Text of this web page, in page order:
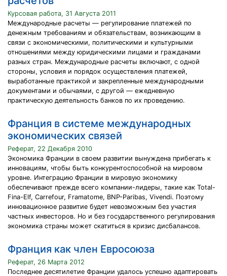
Курсовая работа, 31 Августа 2011
Международные расчеты — регулирование платежей по
денежным требованиям и обязательствам, возникающим в
связи с экономическими, политическими и культурными
отношениями между юридическими лицами и гражданами
разных стран. Международные расчеты включают, с одной
стороны, условия и порядок осуществления платежей,
выработанные практикой и закрепленные международными
документами и обычаями, с другой — ежедневную
практическую деятельность банков по их проведению.
Франция в системе международных
экономических связей
Реферат, 22 Декабря 2010
Экономика Франции в своем развитии вынуждена прибегать к
инновациям, чтобы быть конкурентоспособной на мировом
уровне. Интеграцию Франции в мировую экономику
обеспечивают прежде всего компании-лидеры, такие как Total-
Fina-Elf, Carrefour, Framatome, BNP-Paribas, Vivendi. Поэтому
инновационное развитие будет невозможным без участия
частных инвесторов. Но и без государственного регулирования
экономика страны может скатиться в кризис дисбалансов.
Франция как член Евросоюза
Реферат, 26 Марта 2012
Последнее десятилетие Франции удалось успешно адаптировать